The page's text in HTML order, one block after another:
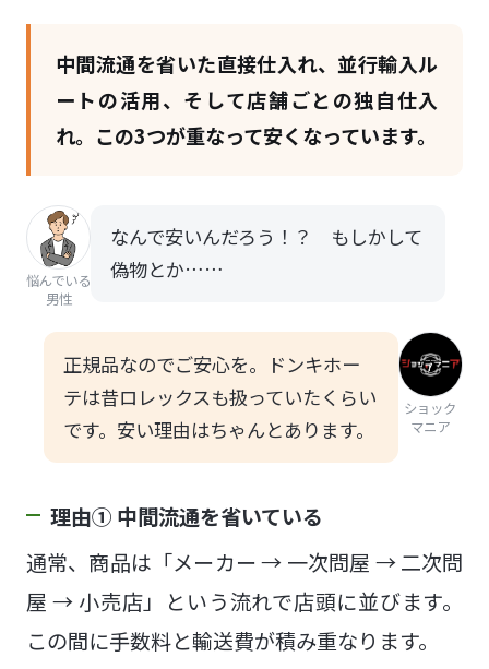
中間流通を省いた直接仕入れ、並行輸入ル
ートの活用、そして店舗ごとの独自仕入
れ。この3つが重なって安くなっています。
悩んでいる
男性
なんで安いんだろう！？ もしかして
偽物とか……
ショック
マニア
正規品なのでご安心を。ドンキホー
テは昔ロレックスも扱っていたくらい
です。安い理由はちゃんとあります。
理由① 中間流通を省いている
通常、商品は「メーカー → 一次問屋 → 二次問
屋 → 小売店」という流れで店頭に並びます。
この間に手数料と輸送費が積み重なります。